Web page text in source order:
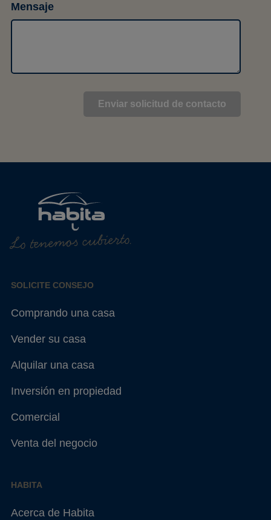
Mensaje
Lo tenemos cubierto.
SOLICITE CONSEJO
Comprando una casa
Vender su casa
Alquilar una casa
Inversión en propiedad
Comercial
Venta del negocio
HABITA
Acerca de Habita